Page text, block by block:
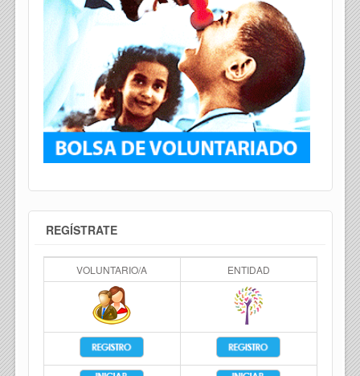
REGÍSTRATE
VOLUNTARIO/A ENTIDAD